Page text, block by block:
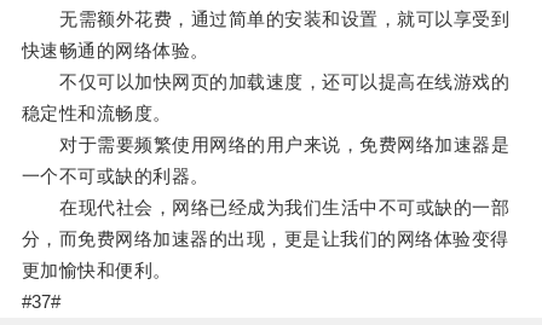
无需额外花费，通过简单的安装和设置，就可以享受到
快速畅通的网络体验。
不仅可以加快网页的加载速度，还可以提高在线游戏的
稳定性和流畅度。
对于需要频繁使用网络的用户来说，免费网络加速器是
一个不可或缺的利器。
在现代社会，网络已经成为我们生活中不可或缺的一部
分，而免费网络加速器的出现，更是让我们的网络体验变得
更加愉快和便利。
#37#